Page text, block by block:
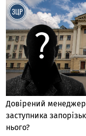
Довірений
заступника
нього?